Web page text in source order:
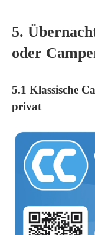
5.
oder
5.1 Klassische
privat